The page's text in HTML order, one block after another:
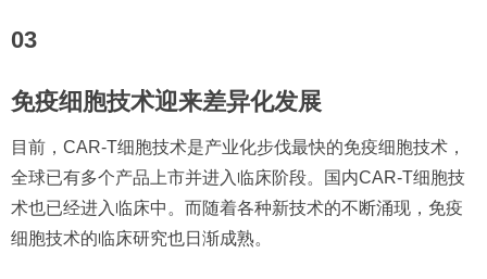
03
免疫细胞技术迎来差异化发展
目前，CAR-T细胞技术是产业化步伐最快的免疫细胞技术，
全球已有多个产品上市并进入临床阶段。国内CAR-T细胞技
术也已经进入临床中。而随着各种新技术的不断涌现，免疫
细胞技术的临床研究也日渐成熟。